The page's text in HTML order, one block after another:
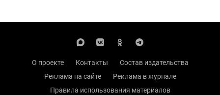
О проекте Контакты
Состав издательства
Реклама на сайте
Реклама в журнале
Правила использования материалов